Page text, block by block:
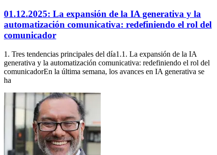
01.12.2025: La expansión de la IA generativa y la
automatización comunicativa: redefiniendo el rol del
comunicador
1. Tres tendencias principales del día1.1. La expansión de la IA
generativa y la automatización comunicativa: redefiniendo el rol del
comunicadorEn la última semana, los avances en IA generativa se
ha